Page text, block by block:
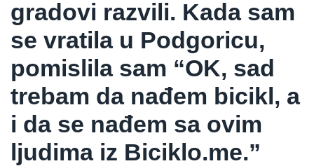
gradovi razvili. Kada sam
se vratila u Podgoricu,
pomislila sam “OK, sad
trebam da nađem bicikl, a
i da se nađem sa ovim
ljudima iz Biciklo.me.”